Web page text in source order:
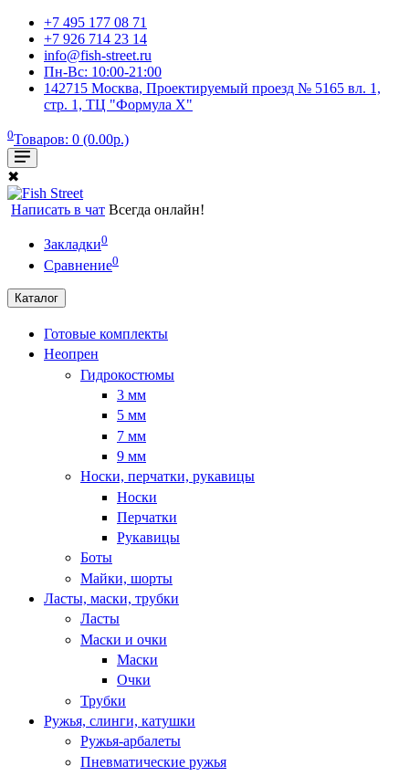
+7 495 177 08 71
+7 926 714 23 14
info@fish-street.ru
Пн-Вс: 10:00-21:00
142715 Москва, Проектируемый проезд № 5165 вл. 1,
стр. 1, ТЦ "Формула X"
0Товаров: 0 (0.00р.)
✖
Написать в чат Всегда онлайн!
Закладки0
Сравнение0
Каталог
Готовые комплекты
Неопрен
Гидрокостюмы
3 мм
5 мм
7 мм
9 мм
Носки, перчатки, рукавицы
Носки
Перчатки
Рукавицы
Боты
Майки, шорты
Ласты, маски, трубки
Ласты
Маски и очки
Маски
Очки
Трубки
Ружья, слинги, катушки
Ружья-арбалеты
Пневматические ружья